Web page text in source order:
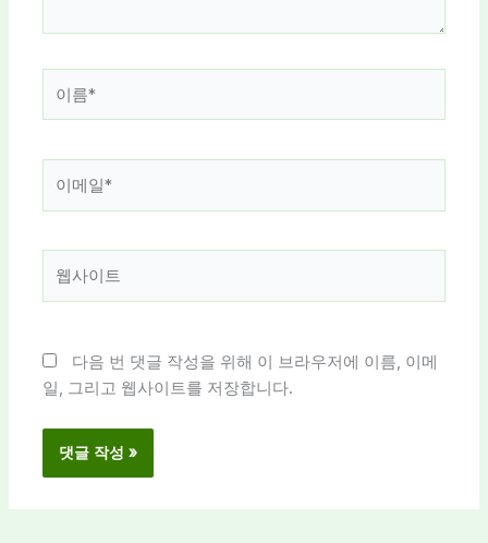
*
다음 번 댓글 작성을 위해 이 브라우저에 이름, 이메
일, 그리고 웹사이트를 저장합니다.